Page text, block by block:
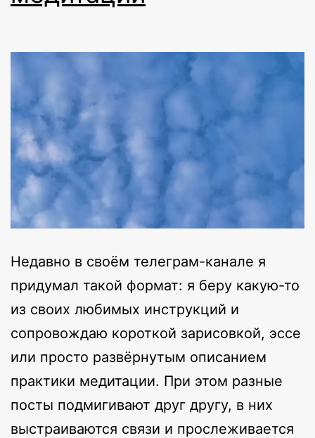
Недавно в своём телеграм-канале я
придумал такой формат: я беру какую-то
из своих любимых инструкций и
сопровождаю короткой зарисовкой, эссе
или просто развёрнутым описанием
практики медитации. При этом разные
посты подмигивают друг другу, в них
выстраиваются связи и прослеживается